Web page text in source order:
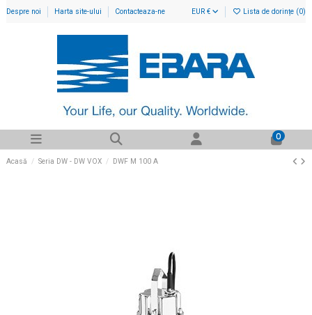
Despre noi Harta site-ului Contacteaza-ne EUR € Lista de dorințe (0)
0
Acasă Seria DW - DW VOX DWF M 100 A